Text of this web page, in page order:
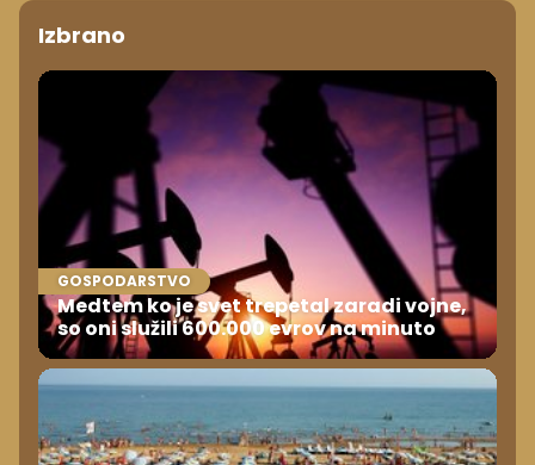
Izbrano
GOSPODARSTVO
Medtem ko je svet trepetal zaradi vojne,
so oni služili 600.000 evrov na minuto